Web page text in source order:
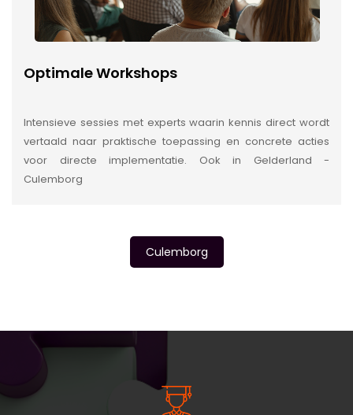
Optimale Workshops
Intensieve sessies met experts waarin kennis direct wordt
vertaald naar praktische toepassing en concrete acties
voor directe implementatie. Ook in Gelderland -
Culemborg
Culemborg
INSIDE INFORMATIE